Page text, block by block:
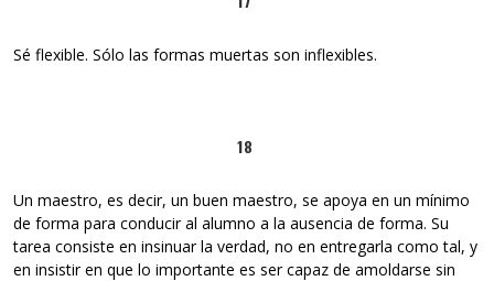
Sé flexible. Sólo las formas muertas son inflexibles.
18
Un maestro, es decir, un buen maestro, se apoya en un mínimo
de forma para conducir al alumno a la ausencia de forma. Su
tarea consiste en insinuar la verdad, no en entregarla como tal, y
en insistir en que lo importante es ser capaz de amoldarse sin